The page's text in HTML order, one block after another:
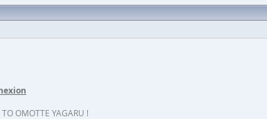
OMOTTE YAGARU !